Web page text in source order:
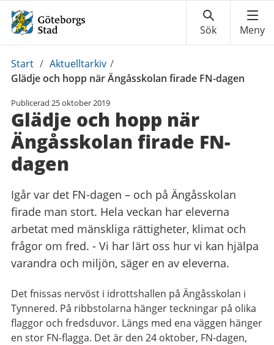
Du
är
Start / Aktuelltarkiv /
Glädje och hopp när Ängåsskolan firade FN-dagen
Publicerad 25 oktober 2019
Glädje och hopp när
Ängåsskolan firade FN-
dagen
Igår var det FN-dagen – och på Ängåsskolan
firade man stort. Hela veckan har eleverna
arbetat med mänskliga rättigheter, klimat och
frågor om fred. - Vi har lärt oss hur vi kan hjälpa
varandra och miljön, säger en av eleverna.
Det fnissas nervöst i idrottshallen på Ängåsskolan i
Tynnered. På ribbstolarna hänger teckningar på olika
flaggor och fredsduvor. Längs med ena väggen hänger
en stor FN-flagga. Det är den 24 oktober, FN-dagen,